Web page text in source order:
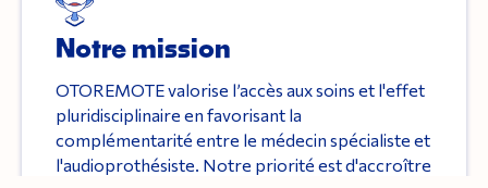
Notre mission
OTOREMOTE valorise l’accès aux soins et l'effet
pluridisciplinaire en favorisant la
complémentarité entre le médecin spécialiste et
l'audioprothésiste. Notre priorité est d'accroître